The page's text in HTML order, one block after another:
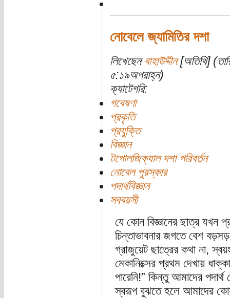
নোবেলে জ্যামিতির দশা
লিখেছেন বাহাউদ্দীন[অতিথি]
৫:১৯অপরাহ্ন)
ক্যাটেগরি:
গবেষণা
প্রকৃতি
প্রযুক্তি
বিজ্ঞান
টপোলজিক্যাল দশা পরিবর্তন
নোবেল পুরস্কার
পদার্থবিজ্ঞান
সববয়সী
যে কোন বিজ্ঞানের ছাত্র যখন
চিন্তাভাবনার জগতে বেশ
গ্রাজুয়েট ছাত্রের কথা না,
মেকানিক্সের প্রথম দেখায়
পারেনি!” কিন্তু আমাদের পদার্থ
স্বরূপ বুঝতে হলে আমাদের